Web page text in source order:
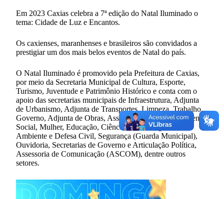
Em 2023 Caxias celebra a 7ª edição do Natal Iluminado o
tema: Cidade de Luz e Encantos.
Os caxienses, maranhenses e brasileiros são convidados a
prestigiar um dos mais belos eventos de Natal do país.
O Natal Iluminado é promovido pela Prefeitura de Caxias,
por meio da Secretaria Municipal de Cultura, Esporte,
Turismo, Juventude e Patrimônio Histórico e conta com o
apoio das secretarias municipais de Infraestrutura, Adjunta
de Urbanismo, Adjunta de Transportes, Limpeza, Trabalho,
Governo, Adjunta de Obras, Assistência e Desenvolvimento
Social, Mulher, Educação, Ciência e Tecnologia; Meio
Ambiente e Defesa Civil, Segurança (Guarda Municipal),
Ouvidoria, Secretarias de Governo e Articulação Política,
Assessoria de Comunicação (ASCOM), dentre outros
setores.